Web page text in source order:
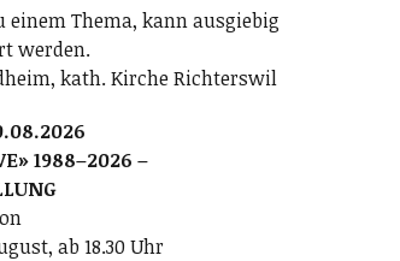
Thema, kann ausgiebig
werden.
kath. Kirche Richterswil
1988–2026 –
ab 18.30 Uhr